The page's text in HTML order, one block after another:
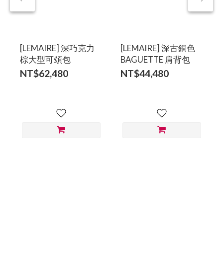
[LEMAIRE] 深巧克力
棕大型可頌包
NT$62,480
[LEMAIRE] 深古銅色
BAGUETTE 肩背包
NT$44,480